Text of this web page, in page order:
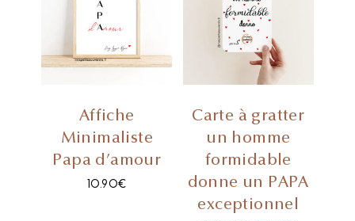
Affiche
Minimaliste
Papa d’amour
10.90€
Carte à gratter
un homme
formidable
donne un PAPA
exceptionnel